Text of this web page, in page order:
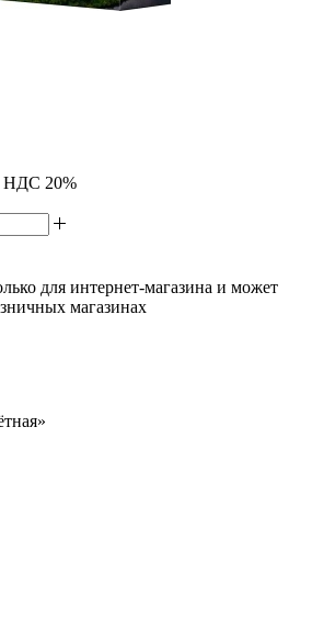
НДС 20%
для интернет-магазина и может
магазинах